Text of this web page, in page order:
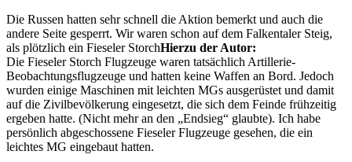
Die Russen hatten sehr schnell die Aktion bemerkt und auch die
andere Seite gesperrt. Wir waren schon auf dem Falkentaler Steig,
als plötzlich ein Fieseler StorchHierzu der Autor:
Die Fieseler Storch Flugzeuge waren tatsächlich Artillerie-
Beobachtungsflugzeuge und hatten keine Waffen an Bord. Jedoch
wurden einige Maschinen mit leichten MGs ausgerüstet und damit
auf die Zivilbevölkerung eingesetzt, die sich dem Feinde frühzeitig
ergeben hatte. (Nicht mehr an den
Endsieg
glaubte). Ich habe
persönlich abgeschossene Fieseler Flugzeuge gesehen, die ein
leichtes MG eingebaut hatten.